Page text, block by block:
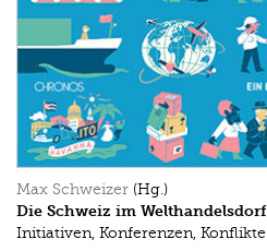
Max Schweizer (Hg.)
Die Schweiz im Welthandelsdorf
Initiativen, Konferenzen, Konflikte